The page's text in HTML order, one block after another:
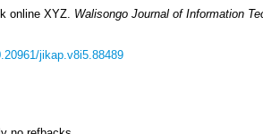
online XYZ. Walisongo Journal of Information
jikap.v8i5.88489